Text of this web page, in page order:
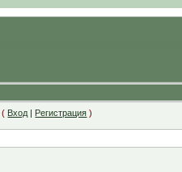
( Вход | Регистрация )